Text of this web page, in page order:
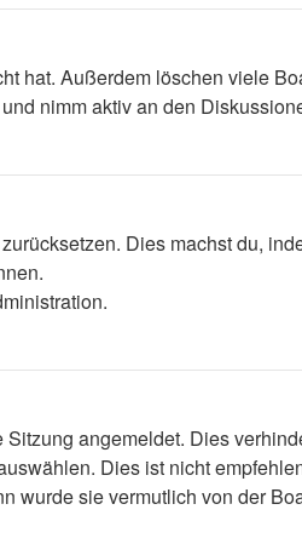
hat. Außerdem löschen viele
nimm aktiv an den
Dies machst du,
angemeldet. Dies
Dies ist nicht
wurde sie vermutlich von der